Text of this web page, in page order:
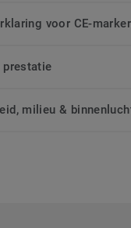
voor CE-
prestatie
milieu &